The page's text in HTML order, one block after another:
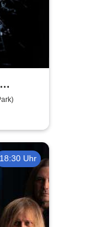
2026
18:30 Uhr